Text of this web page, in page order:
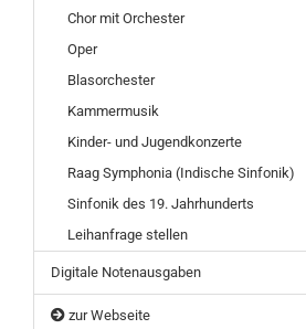
Chor mit Orchester
Oper
Blasorchester
Kammermusik
Kinder- und Jugendkonzerte
Raag Symphonia (Indische Sinfonik)
Sinfonik des 19. Jahrhunderts
Leihanfrage stellen
Digitale Notenausgaben
zur Webseite